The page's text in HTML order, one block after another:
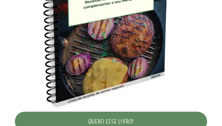
Quero esse livro!